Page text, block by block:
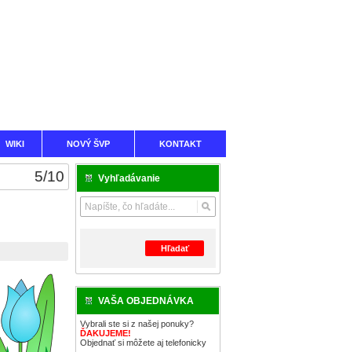
WIKI NOVÝ ŠVP KONTAKT
Vyhľadávanie
Hľadať
VAŠA OBJEDNÁVKA
Vybrali ste si z našej ponuky?
ĎAKUJEME!
Objednať si môžete aj telefonicky
5/10